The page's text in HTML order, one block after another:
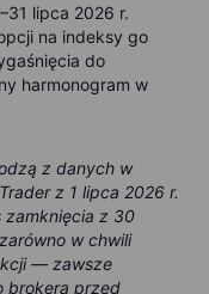
lipca 2026 r.
na indeksy go
do
harmonogram w
z danych w
z 1 lipca 2026 r.
zamknięcia z 30
w chwili
— zawsze
brokera przed